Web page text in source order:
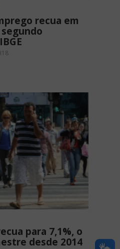
recua em
para 7,1%, o
desde 2014